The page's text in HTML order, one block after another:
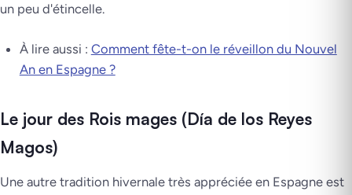
un peu d'étincelle.
À lire aussi : Comment fête-t-on le réveillon du Nouvel
An en Espagne ?
Le jour des Rois mages (Día de los Reyes
Magos)
Une autre tradition hivernale très appréciée en Espagne est